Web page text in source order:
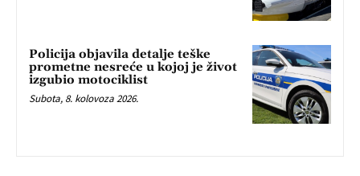
Policija objavila detalje teške
prometne nesreće u kojoj je život
izgubio motociklist
Subota, 8. kolovoza 2026.